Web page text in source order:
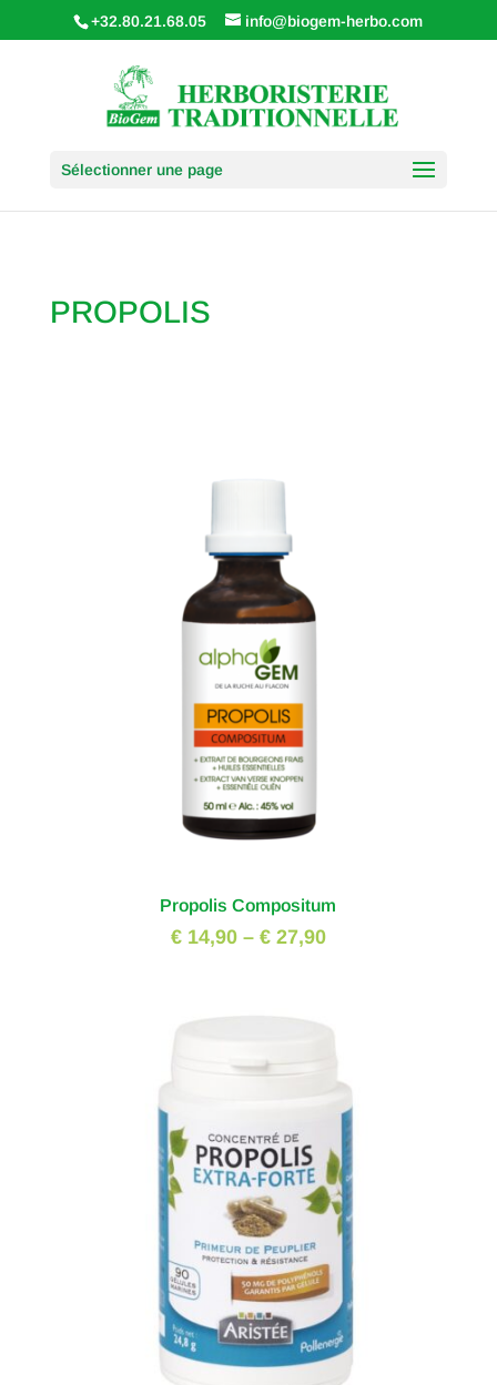
+32.80.21.68.05 info@biogem-herbo.com
Sélectionner une page
PROPOLIS
Propolis Compositum
€ 14,90– € 27,90